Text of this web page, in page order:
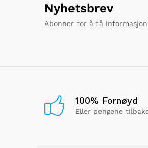
Nyhetsbrev
Abonner for å få
100% Fornøyd
Eller pengene